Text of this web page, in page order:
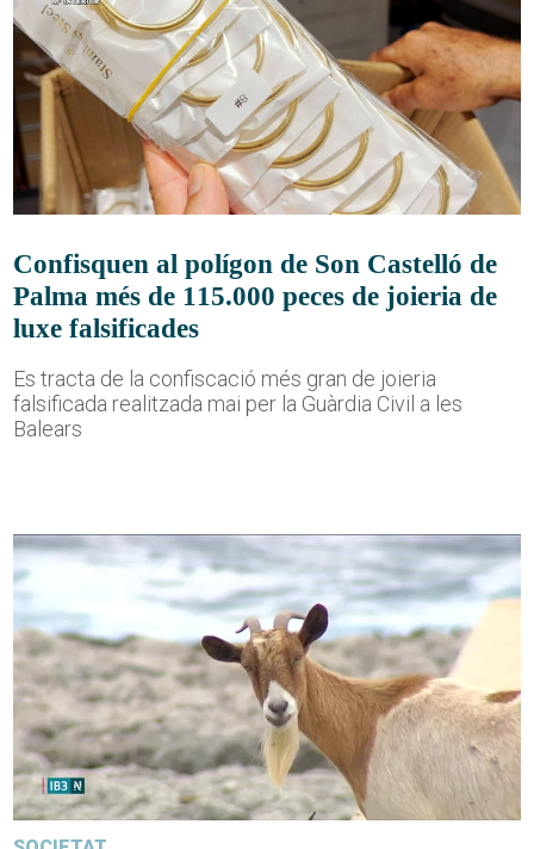
Confisquen al polígon de Son Castelló de
Palma més de 115.000 peces de joieria de
luxe falsificades
Es tracta de la confiscació més gran de joieria
falsificada realitzada mai per la Guàrdia Civil a les
Balears